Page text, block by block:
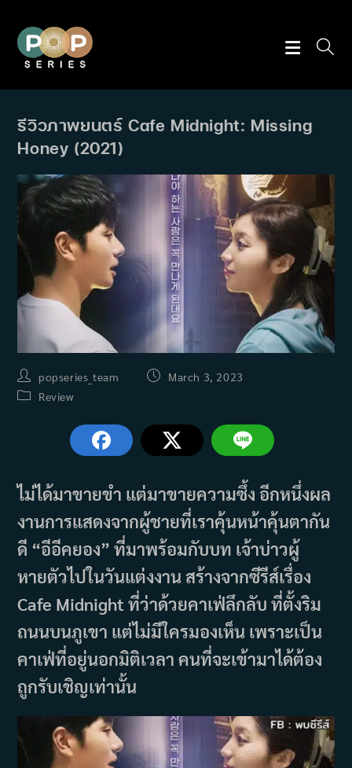
content
รีวิวภาพยนตร์ Cafe Midnight: Missing
Honey (2021)
Post
author:
popseries_team
PostMarch 3, 2023
PostReview
ไม่ได้มาขายขำ แต่มาขายความซึ้ง อีกหนึ่งผล
งานการแสดงจากผู้ชายที่เราคุ้นหน้าคุ้นตากัน
ดี “อีอีคยอง” ที่มาพร้อมกับบท เจ้าบ่าวผู้
หายตัวไปในวันแต่งงาน สร้างจากซีรีส์เรื่อง
Cafe Midnight ที่ว่าด้วยคาเฟ่ลึกลับ ที่ตั้งริม
ถนนบนภูเขา แต่ไม่มีใครมองเห็น เพราะเป็น
คาเฟ่ที่อยู่นอกมิติเวลา คนที่จะเข้ามาได้ต้อง
ถูกรับเชิญเท่านั้น